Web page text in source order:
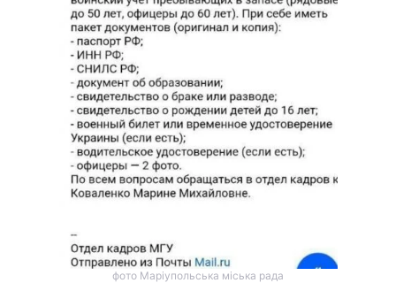
фото Маріупольська міська рада